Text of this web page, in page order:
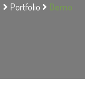
Portfolio
Demo